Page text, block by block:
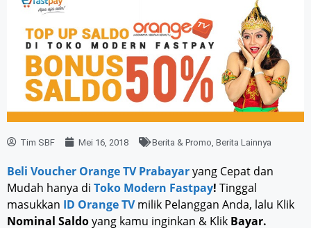
Tim SBF Mei 16, 2018 Berita & Promo Berita Lainnya
Beli Voucher Orange TV Prabayaryang Cepat dan
Mudah hanya di Toko Modern Fastpay! Tinggal
masukkan ID Orange TV milik Pelanggan Anda, lalu Klik
Nominal Saldoyang kamu inginkan & Klik Bayar.